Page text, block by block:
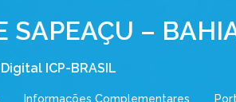
SAPEAÇU –
ICP-BRASIL
Informações Complementares